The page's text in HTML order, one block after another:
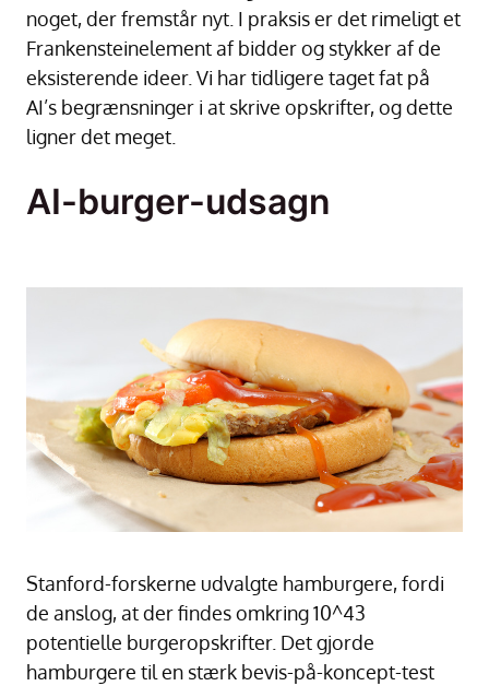
noget, der fremstår nyt. I praksis er det rimeligt et
Frankensteinelement af bidder og stykker af de
eksisterende ideer. Vi har tidligere taget fat på
AI’s begrænsninger i at skrive opskrifter, og dette
ligner det meget.
AI-burger-udsagn
Stanford-forskerne udvalgte hamburgere, fordi
de anslog, at der findes omkring 10^43
potentielle burgeropskrifter. Det gjorde
hamburgere til en stærk bevis-på-koncept-test